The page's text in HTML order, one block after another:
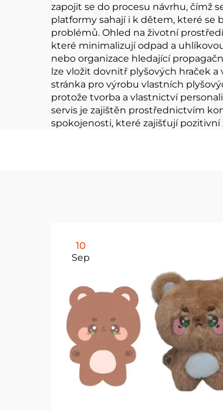
zapojit se do procesu návrhu, čímž
platformy sahají i k dětem, které se
problémů. Ohled na životní
které minimalizují odpad a
nebo organizace hledající
lze vložit dovnitř plyšových hraček
stránka pro výrobu vlastních
protože tvorba a vlastnictví
servis je zajištěn prostřednictvím
spokojenosti, které zajišťují
10
Sep